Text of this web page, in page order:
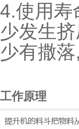
4.使用寿
少发生
少有撒
工作原理